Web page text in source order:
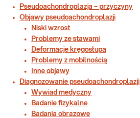
Pseudoachondroplazja – przyczyny
Objawy pseudoachondroplazji
Niski wzrost
Problemy ze stawami
Deformacje kręgosłupa
Problemy z mobilnością
Inne objawy
Diagnozowanie pseudoachondroplazji
Wywiad medyczny
Badanie fizykalne
Badania obrazowe